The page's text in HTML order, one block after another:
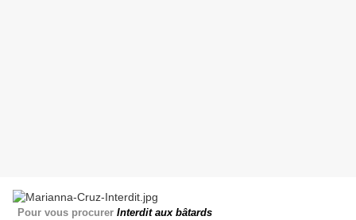
Pour vous procurer Interdit aux bâtards